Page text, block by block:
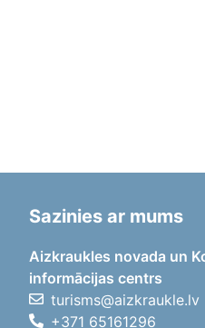
Sazinies ar mums
Aizkraukles novada un
informācijas centrs
turisms@aizkraukle.lv
+371 65161296